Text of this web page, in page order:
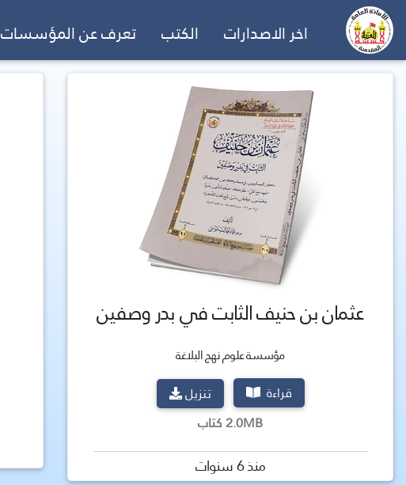
اخر الاصدارات الكتب تعرف عن المؤسسات
عثمان بن حنيف الثابت في بدر وصفين
مؤسسة علوم نهج البلاغة
قراءة
تنزيل
2.0MB كتاب
منذ 6 سنوات